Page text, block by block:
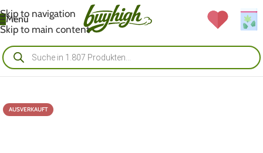
Skip to navigation
Skip to main content
Menü
AUSVERKAUFT